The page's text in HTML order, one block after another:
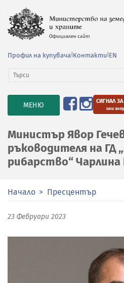
Профил на купувача Контакти EN
TOGGLE
NAVIGATION
МЕНЮ СИГНАЛ
или
Министър Явор
ръководителя на ГД
рибарство“ Чарлина
Начало Пресцентър
23 Февруари 2023